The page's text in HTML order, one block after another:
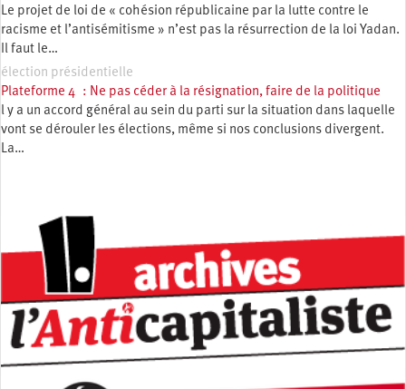
Le projet de loi de « cohésion républicaine par la lutte contre le
racisme et l’antisémitisme » n’est pas la résurrection de la loi Yadan.
Il faut le…
élection présidentielle
Plateforme 4 : Ne pas céder à la résignation, faire de la politique
l y a un accord général au sein du parti sur la situation dans laquelle
vont se dérouler les élections, même si nos conclusions divergent.
La…